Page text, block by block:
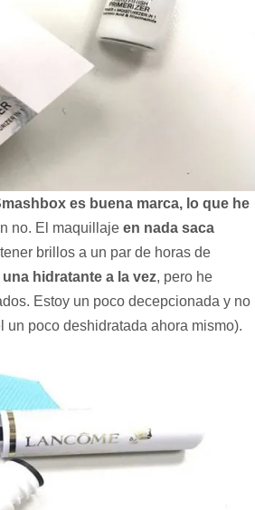
es buena marca, lo que he
no. El maquillajeen nada saca
brillos a un par de horas de
hidratante a la vez, pero he
Estoy un poco decepcionada y no
poco deshidratada ahora mismo).